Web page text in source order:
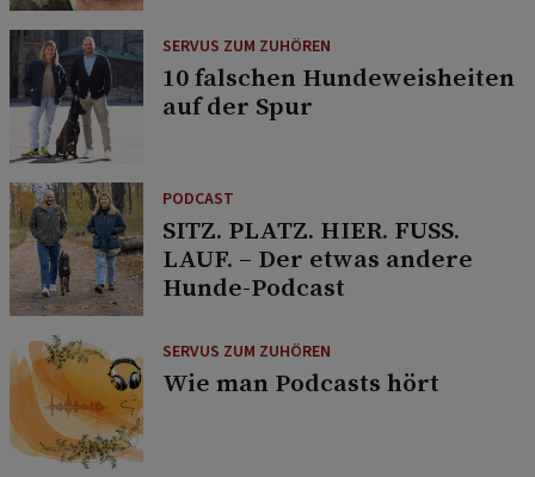
SERVUS ZUM ZUHÖREN
10 falschen Hundeweisheiten
auf der Spur
PODCAST
SITZ. PLATZ. HIER. FUSS.
LAUF. – Der etwas andere
Hunde-Podcast
SERVUS ZUM ZUHÖREN
Wie man Podcasts hört